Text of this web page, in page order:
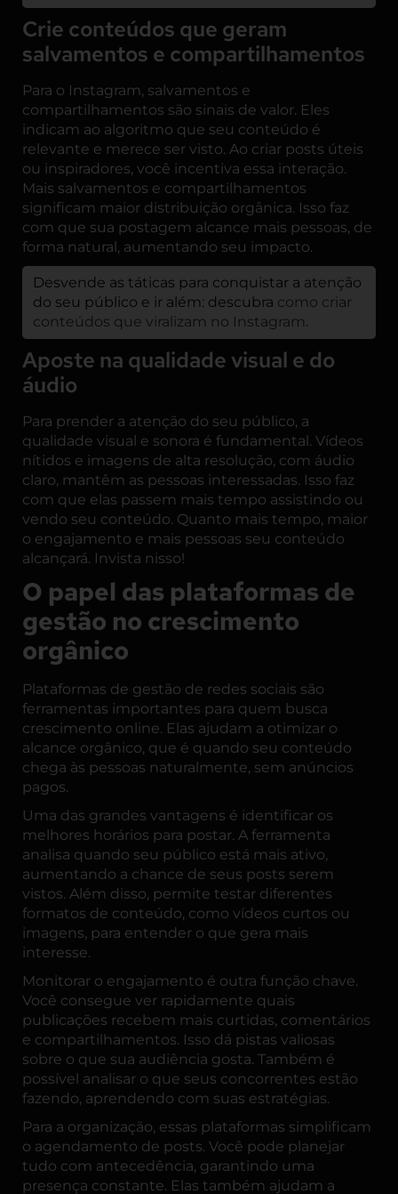
Crie conteúdos que geram
salvamentos e compartilhamentos
Para o Instagram, salvamentos e
compartilhamentos são sinais de valor. Eles
indicam ao algoritmo que seu conteúdo é
relevante e merece ser visto. Ao criar posts úteis
ou inspiradores, você incentiva essa interação.
Mais salvamentos e compartilhamentos
significam maior distribuição orgânica. Isso faz
com que sua postagem alcance mais pessoas, de
forma natural, aumentando seu impacto.
Desvende as táticas para conquistar a atenção
do seu público e ir além: descubra como criar
conteúdos que viralizam no Instagram.
Aposte na qualidade visual e do
áudio
Para prender a atenção do seu público, a
qualidade visual e sonora é fundamental. Vídeos
nítidos e imagens de alta resolução, com áudio
claro, mantêm as pessoas interessadas. Isso faz
com que elas passem mais tempo assistindo ou
vendo seu conteúdo. Quanto mais tempo, maior
o engajamento e mais pessoas seu conteúdo
alcançará. Invista nisso!
O papel das plataformas de
gestão no crescimento
orgânico
Plataformas de gestão de redes sociais são
ferramentas importantes para quem busca
crescimento online. Elas ajudam a otimizar o
alcance orgânico, que é quando seu conteúdo
chega às pessoas naturalmente, sem anúncios
pagos.
Uma das grandes vantagens é identificar os
melhores horários para postar. A ferramenta
analisa quando seu público está mais ativo,
aumentando a chance de seus posts serem
vistos. Além disso, permite testar diferentes
formatos de conteúdo, como vídeos curtos ou
imagens, para entender o que gera mais
interesse.
Monitorar o engajamento é outra função chave.
Você consegue ver rapidamente quais
publicações recebem mais curtidas, comentários
e compartilhamentos. Isso dá pistas valiosas
sobre o que sua audiência gosta. Também é
possível analisar o que seus concorrentes estão
fazendo, aprendendo com suas estratégias.
Para a organização, essas plataformas simplificam
o agendamento de posts. Você pode planejar
tudo com antecedência, garantindo uma
presença constante. Elas também ajudam a